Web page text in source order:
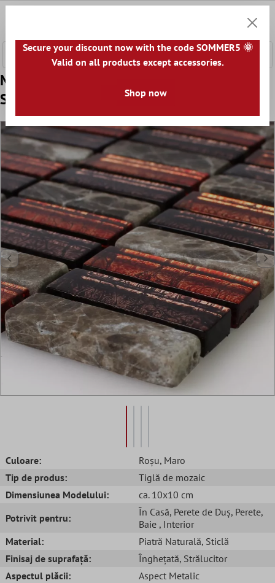
Model din Plăci De Mozaic Piatră Naturală
Sticlă Roșu Maro Stick
Culoare: Roșu, Maro
Tip de produs:
Tiglă de mozaic
Dimensiunea Modelului:
ca. 10x10 cm
Potrivit pentru:
În Casă, Perete de Duș, Perete,
Baie , Interior
Material:
Piatră Naturală, Sticlă
Finisaj de suprafață:
Înghețată, Strălucitor
Aspectul plăcii:
Aspect Metalic
Secure your discount now with the code SOMMER5 🌞
Valid on all products except accessories.
Shop now